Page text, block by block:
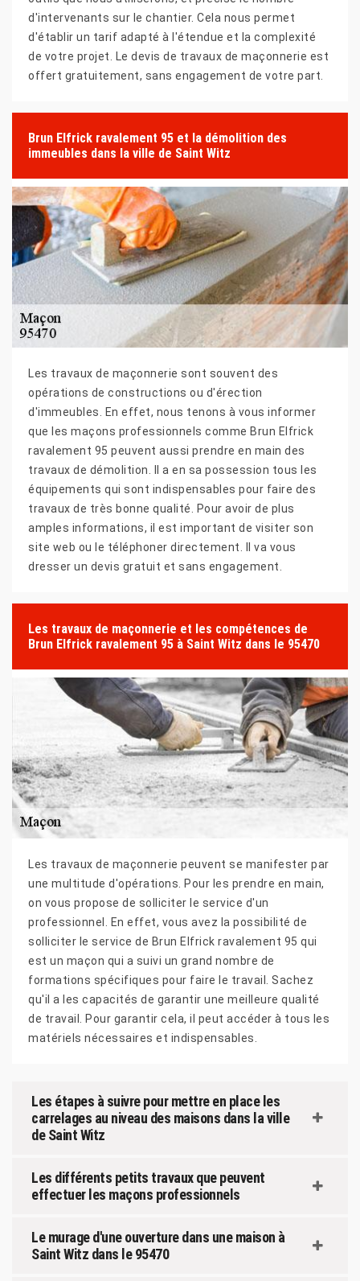
d'intervenants sur le chantier. Cela nous permet
d'établir un tarif adapté à l'étendue et la complexité
de votre projet. Le devis de travaux de maçonnerie est
offert gratuitement, sans engagement de votre part.
Brun Elfrick ravalement 95 et la démolition des
immeubles dans la ville de Saint Witz
Les travaux de maçonnerie sont souvent des
opérations de constructions ou d'érection
d'immeubles. En effet, nous tenons à vous informer
que les maçons professionnels comme Brun Elfrick
ravalement 95 peuvent aussi prendre en main des
travaux de démolition. Il a en sa possession tous les
équipements qui sont indispensables pour faire des
travaux de très bonne qualité. Pour avoir de plus
amples informations, il est important de visiter son
site web ou le téléphoner directement. Il va vous
dresser un devis gratuit et sans engagement.
Les travaux de maçonnerie et les compétences de
Brun Elfrick ravalement 95 à Saint Witz dans le 95470
Les travaux de maçonnerie peuvent se manifester par
une multitude d'opérations. Pour les prendre en main,
on vous propose de solliciter le service d'un
professionnel. En effet, vous avez la possibilité de
solliciter le service de Brun Elfrick ravalement 95 qui
est un maçon qui a suivi un grand nombre de
formations spécifiques pour faire le travail. Sachez
qu'il a les capacités de garantir une meilleure qualité
de travail. Pour garantir cela, il peut accéder à tous les
matériels nécessaires et indispensables.
Les étapes à suivre pour mettre en place les
carrelages au niveau des maisons dans la ville
de Saint Witz
Les différents petits travaux que peuvent
effectuer les maçons professionnels
Le murage d'une ouverture dans une maison à
Saint Witz dans le 95470